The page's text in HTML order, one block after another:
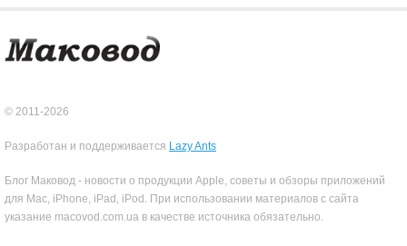
© 2011-2026
Разработан и поддерживается Lazy Ants
Блог Маковод - новости о продукции Apple, советы и обзоры приложений
для Mac, iPhone, iPad, iPod. При использовании материалов с сайта
указание macovod.com.ua в качестве источника обязательно.